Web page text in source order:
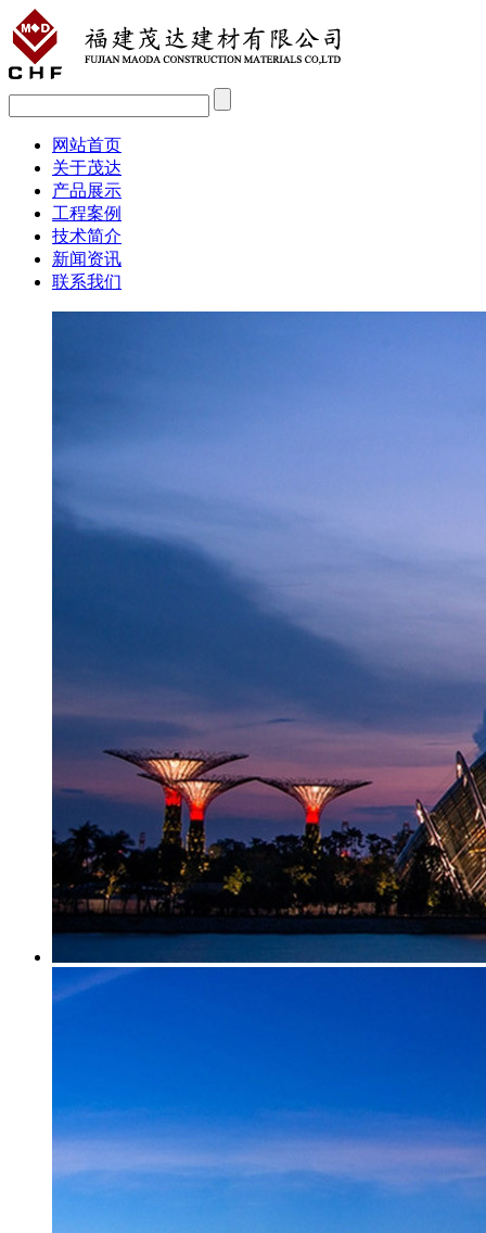
网站首页
关于茂达
产品展示
工程案例
技术简介
新闻资讯
联系我们